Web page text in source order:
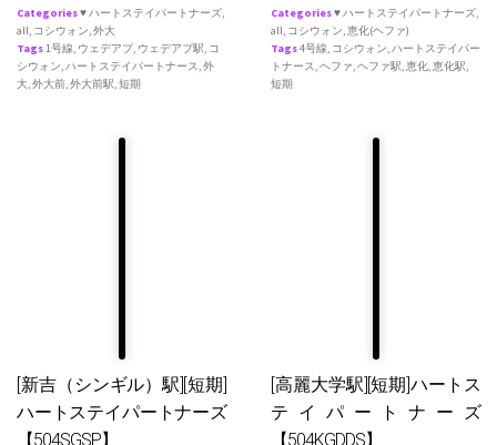
Categories♥ ハートステイパートナーズ,
all, コシウォン,外大
Tags1号線, ウェデアプ, ウェデアプ駅, コ
シウォン,ハートステイパートナース,外
大,外大前,外大前駅,短期
Categories♥ ハートステイパートナーズ,
all, コシウォン,恵化(ヘファ)
Tags4号線, コシウォン,ハートステイパー
トナース,ヘファ,ヘファ駅,恵化,恵化駅,
短期
[新吉（シンギル）駅][短期]
ハートステイパートナーズ
【504SGSP】
[高麗大学駅][短期]ハートス
テイパートナーズ
【504KGDDS】